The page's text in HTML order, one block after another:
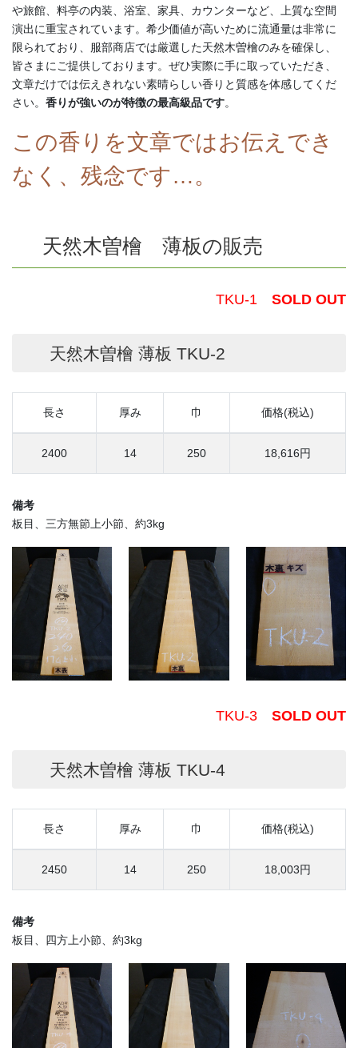
や旅館、料亭の内装、浴室、家具、カウンターなど、上質な空間
演出に重宝されています。希少価値が高いために流通量は非常に
限られており、服部商店では厳選した天然木曽檜のみを確保し、
皆さまにご提供しております。ぜひ実際に手に取っていただき、
文章だけでは伝えきれない素晴らしい香りと質感を体感してくだ
さい。 香りが強いのが特徴の最高級品です。
この香りを文章ではお伝えでき
なく、残念です…。
天然木曽檜 薄板の販売
TKU-1 SOLD OUT
天然木曽檜 薄板 TKU-2
長さ 厚み 巾 価格(税込)
2400 14 250 18,616円
備考
板目、三方無節上小節、約3kg
TKU-3 SOLD OUT
天然木曽檜 薄板 TKU-4
長さ 厚み 巾 価格(税込)
2450 14 250 18,003円
備考
板目、四方上小節、約3kg